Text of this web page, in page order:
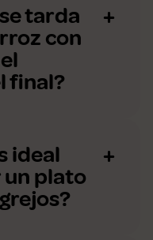
tarda
con
final?
ideal
plato